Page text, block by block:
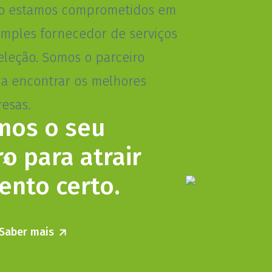
estamos comprometidos em
fornecedor de serviços
Somos o parceiro
encontrar os melhores
o seu
para atrair
certo.
mais